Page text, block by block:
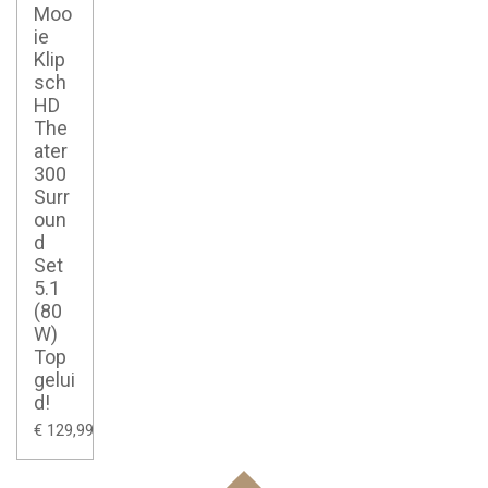
Moo
ie
Klip
sch
HD
The
ater
300
Surr
oun
d
Set
5.1
(80
W)
Top
gelui
d!
€ 129,99